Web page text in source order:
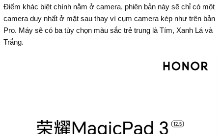
Điểm khác biệt chính nằm ở camera, phiên bản này sẽ chỉ có một
camera duy nhất ở mặt sau thay vì cụm camera kép như trên bản
Pro. Máy sẽ có ba tùy chọn màu sắc trẻ trung là Tím, Xanh Lá và
Trắng.